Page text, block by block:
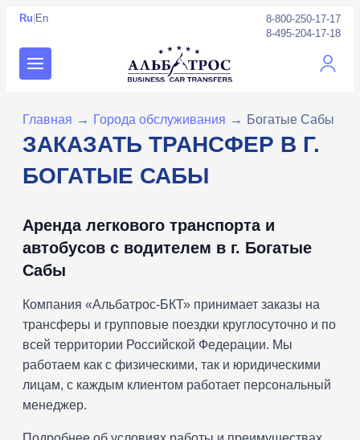
Ru En
8-800-250-17-17
8-495-204-17-18
Главная → Города обслуживания → Богатые Сабы
ЗАКАЗАТЬ ТРАНСФЕР В Г.
БОГАТЫЕ САБЫ
Аренда легкового транспорта и
автобусов с водителем в г. Богатые
Сабы
Компания «Альбатрос-БКТ» принимает заказы на
трансферы и групповые поездки круглосуточно и по
всей территории Российской Федерации. Мы
работаем как с физическими, так и юридическими
лицам, с каждым клиентом работает персональный
менеджер.